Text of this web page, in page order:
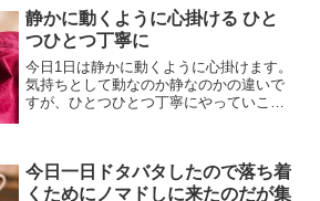
静かに動くように心掛ける ひと
つひとつ丁寧に
今日1日は静かに動くように心掛けます。
気持ちとして動なのか静なのかの違いで
すが、ひとつひとつ丁寧にやっていこう
静かに早めにアウトプット...
今日一日ドタバタしたので落ち着
くためにノマドしに来たのだが集